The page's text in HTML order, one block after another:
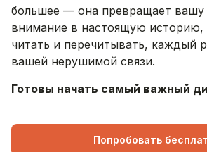
большее — она превращает
внимание в настоящую
читать и перечитывать, каждый
вашей нерушимой связи.
Готовы начать самый важный
Попробовать